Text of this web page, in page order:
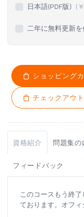
日本語(PDF版) (￥
二年に無料更新を
ショッピング
チェックアウト
資格紹介 問題集の
フィードバック
このコースもう終
ております。オフィ